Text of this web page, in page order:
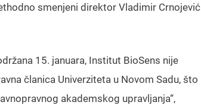
smenjeni direktor Vladimir Crnojević
15. januara, Institut BioSens nije
članica Univerziteta u Novom Sadu, što
akademskog upravljanja“,